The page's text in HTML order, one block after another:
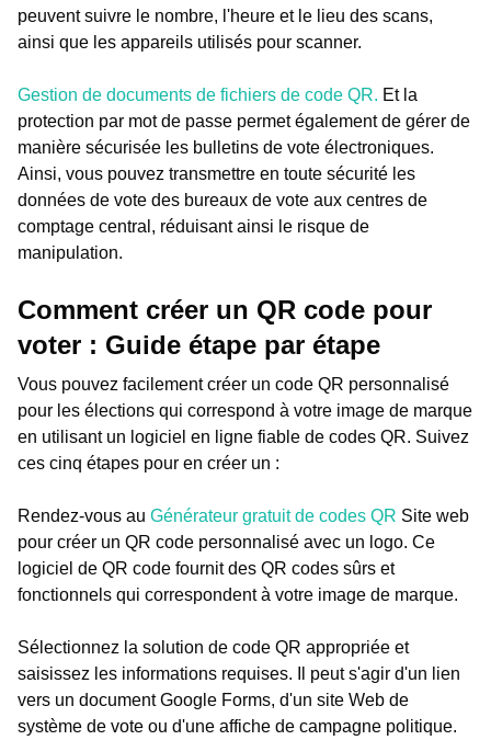
peuvent suivre le nombre, l'heure et le lieu des scans,
ainsi que les appareils utilisés pour scanner.
Gestion de documents de fichiers de code QR. Et la
protection par mot de passe permet également de gérer de
manière sécurisée les bulletins de vote électroniques.
Ainsi, vous pouvez transmettre en toute sécurité les
données de vote des bureaux de vote aux centres de
comptage central, réduisant ainsi le risque de
manipulation.
Comment créer un QR code pour
voter : Guide étape par étape
Vous pouvez facilement créer un code QR personnalisé
pour les élections qui correspond à votre image de marque
en utilisant un logiciel en ligne fiable de codes QR. Suivez
ces cinq étapes pour en créer un :
Rendez-vous au Générateur gratuit de codes QR Site web
pour créer un QR code personnalisé avec un logo. Ce
logiciel de QR code fournit des QR codes sûrs et
fonctionnels qui correspondent à votre image de marque.
Sélectionnez la solution de code QR appropriée et
saisissez les informations requises. Il peut s'agir d'un lien
vers un document Google Forms, d'un site Web de
système de vote ou d'une affiche de campagne politique.